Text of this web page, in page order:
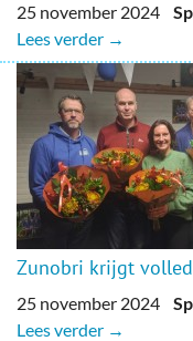
25 november 2024
Lees verder →
Zunobri krijgt
25 november 2024
Lees verder →